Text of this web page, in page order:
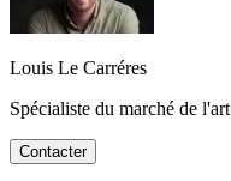
Louis Le Carréres
Spécialiste du marché de l'art
Contacter